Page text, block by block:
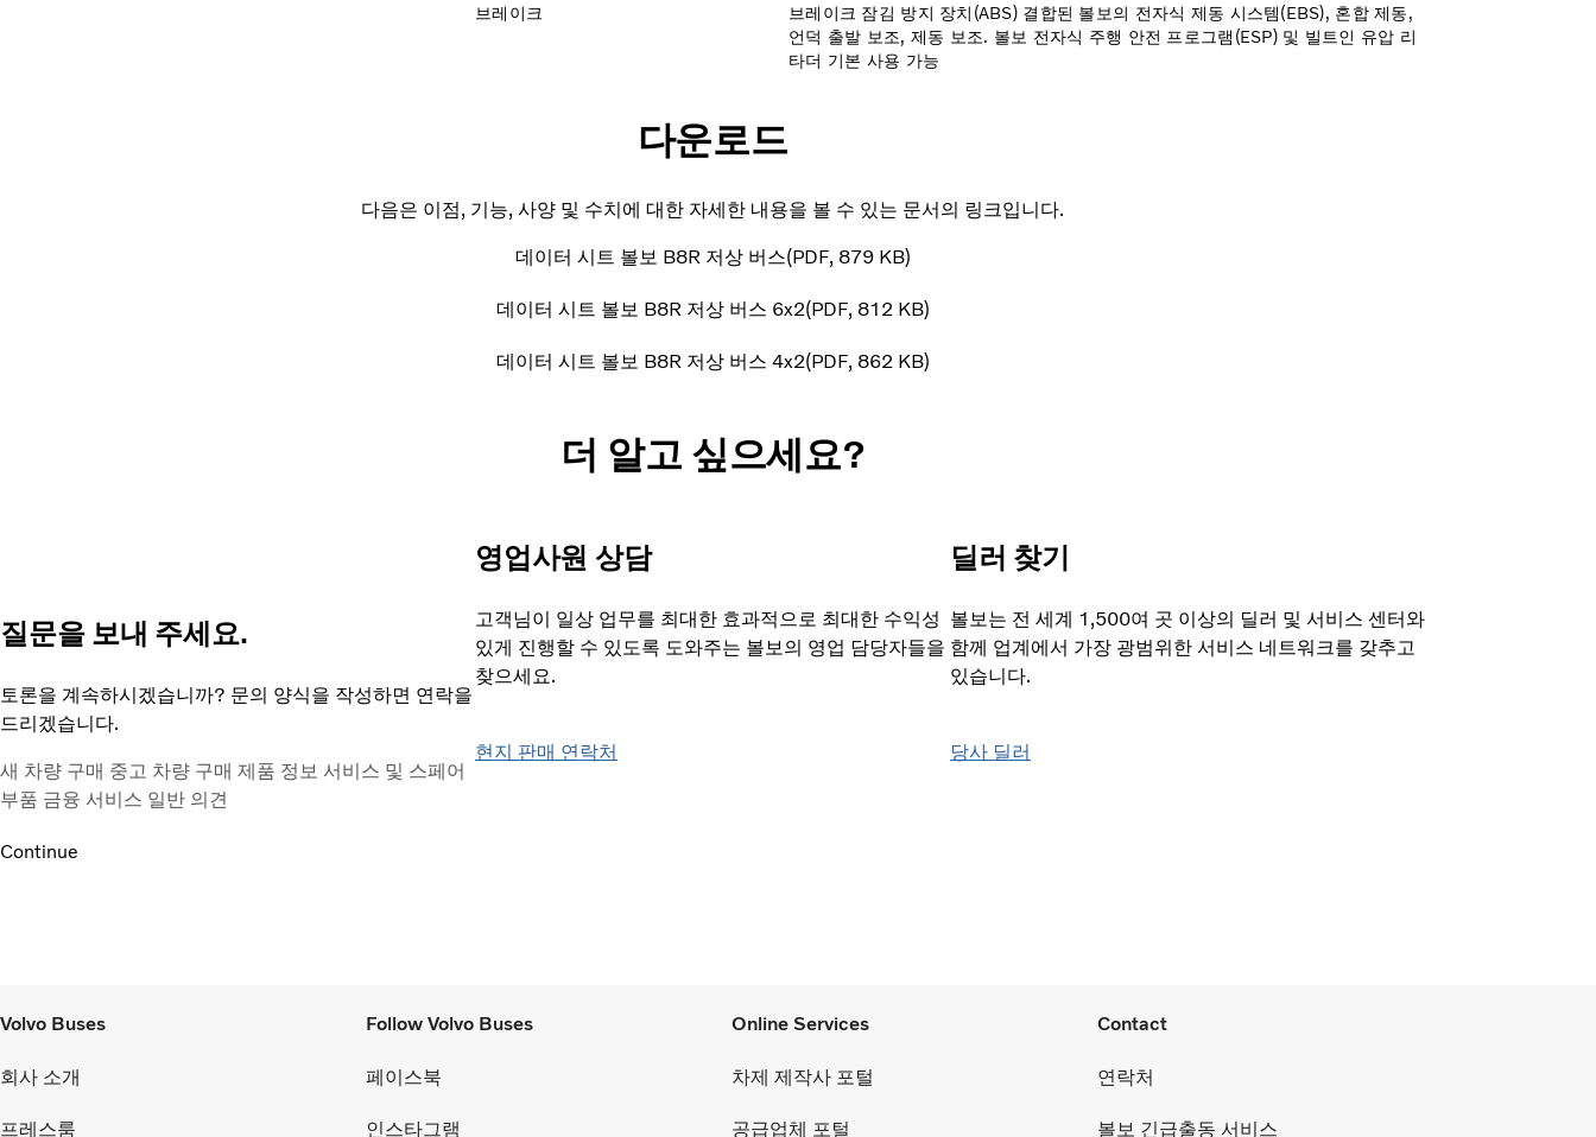
브레이크
브레이크 잠김 방지 장치(ABS) 결합된 볼보의 전자식 제동 시스템(EBS), 혼합 제동,
언덕 출발 보조, 제동 보조. 볼보 전자식 주행 안전 프로그램(ESP) 및 빌트인 유압 리
타더 기본 사용 가능
다운로드
다음은 이점, 기능, 사양 및 수치에 대한 자세한 내용을 볼 수 있는 문서의 링크입니다.
데이터 시트 볼보 B8R 저상 버스 PDF 879 KB
데이터 시트 볼보 B8R 저상 버스 6x2 PDF 812 KB
데이터 시트 볼보 B8R 저상 버스 4x2 PDF 862 KB
더 알고 싶으세요?
질문을 보내 주세요.
토론을 계속하시겠습니까? 문의 양식을 작성하면 연락을
드리겠습니다.
새 차량 구매 중고 차량 구매 제품 정보 서비스 및 스페어
부품 금융 서비스 일반 의견
Continue
영업사원 상담
고객님이 일상 업무를 최대한 효과적으로 최대한 수익성
있게 진행할 수 있도록 도와주는 볼보의 영업 담당자들을
찾으세요.
현지 판매 연락처
딜러 찾기
볼보는 전 세계 1,500여 곳 이상의 딜러 및 서비스 센터와
함께 업계에서 가장 광범위한 서비스 네트워크를 갖추고
있습니다.
당사 딜러
Volvo Buses
회사 소개
프레스룸
Follow Volvo Buses
페이스북
인스타그램
Online Services
차제 제작사 포털
공급업체 포털
Contact
연락처
볼보 긴급출동 서비스